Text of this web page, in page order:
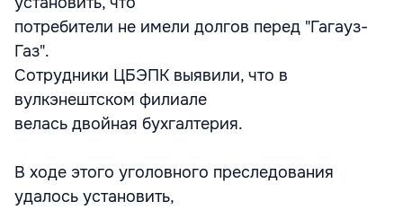
потребители не имели долгов перед "Гагауз-
Газ".
Сотрудники ЦБЭПК выявили, что в
вулкэнештском филиале
велась двойная бухгалтерия.
В ходе этого уголовного преследования
удалось установить,